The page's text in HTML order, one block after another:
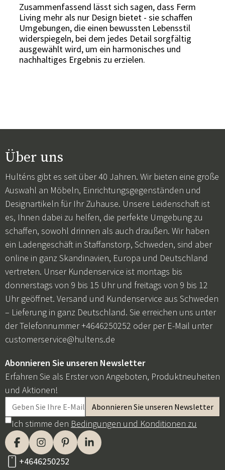
Zusammenfassend lässt sich sagen, dass Ferm
Living mehr als nur Design bietet - sie schaffen
Umgebungen, die einen bewussten Lebensstil
widerspiegeln, bei dem jedes Detail sorgfältig
ausgewählt wird, um ein harmonisches und
nachhaltiges Ergebnis zu erzielen.
Über uns
Hulténs gibt es seit über 40 Jahren. Wir bieten eine große
Auswahl an Möbeln, Einrichtungsgegenständen und
Designartikeln für Ihr Zuhause. Unsere Leidenschaft ist
es, Ihnen dabei zu helfen, die perfekte Umgebung zu
schaffen, sowohl drinnen als auch draußen. Wir haben
ein Ladengeschäft in Staffanstorp, Schweden, sind aber
online in ganz Skandinavien, Europa und Deutschland
vertreten. Unser Kundenservice ist montags bis
donnerstags von 9 bis 15 Uhr und freitags von 9 bis 12
Uhr geöffnet. Versand und Kundenservice aus Schweden
– Lieferung in ganz Deutschland. Sie erreichen uns unter
der Telefonnummer +4646250252 oder per E-Mail unter
customerservice@hultens.de
Abonnieren Sie unseren Newsletter
Erfahren Sie als Erster von Angeboten, Produktneuheiten
und Aktionen!
Ich stimme den Bedingungen und Konditionen zu
+4646250252